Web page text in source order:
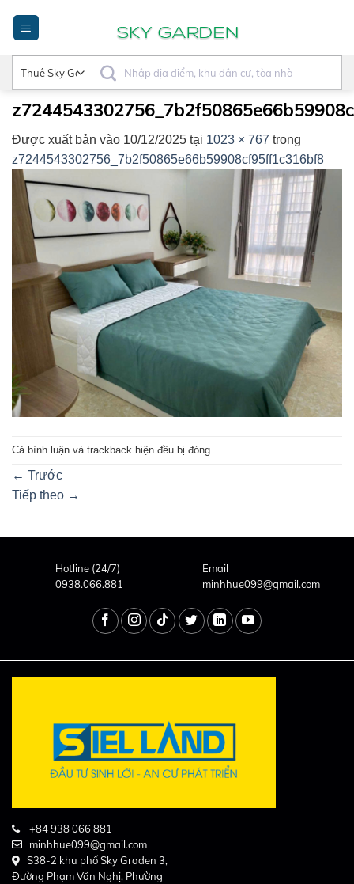
dung
Được xuất bản vào 10/12/2025 tại 1023 × 767 trong
z7244543302756_7b2f50865e66b59908cf95ff1c316bf8
Cả bình luận và trackback hiện đều bị đóng.
← Trước
Tiếp theo →
Hotline (24/7)
0938.066.881
Email
minhhue099@gmail.com
+84 938 066 881
minhhue099@gmail.com
S38-2 khu phố Sky Graden 3,
Đường Phạm Văn Nghị, Phường